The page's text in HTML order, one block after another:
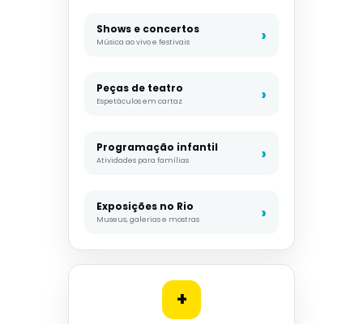
Shows e concertos
Música ao vivo e festivais
Peças de teatro
Espetáculos em cartaz
Programação infantil
Atividades para famílias
Exposições no Rio
Museus, galerias e mostras
+